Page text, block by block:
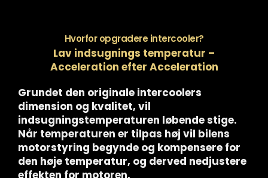
Hvorfor opgradere intercooler?
Lav indsugnings temperatur –
Acceleration efter Acceleration
Grundet den originale intercoolers
dimension og kvalitet, vil
indsugningstemperaturen løbende stige.
Når temperaturen er tilpas høj vil bilens
motorstyring begynde og kompensere for
den høje temperatur, og derved nedjustere
effekten for motoren.